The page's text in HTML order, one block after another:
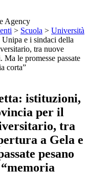
Agency
> Scuola > Università
e i sindaci della
tra nuove
Ma le promesse passate
corta”
istituzioni,
per il
tra
a Gela e
pesano